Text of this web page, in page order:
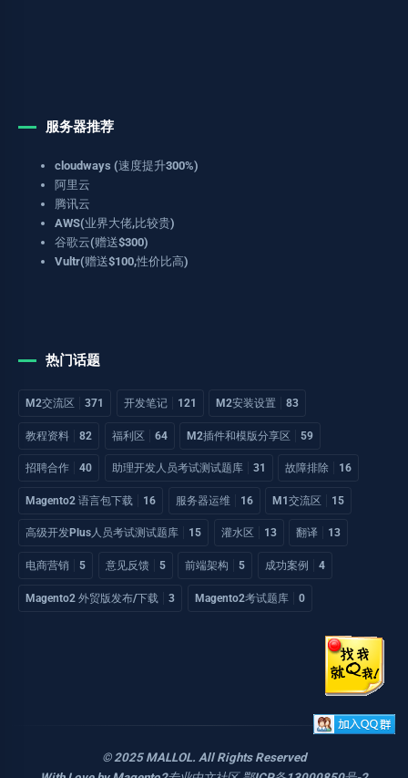
服务器推荐
cloudways (速度提升300%)
阿里云
腾讯云
AWS(业界大佬,比较贵)
谷歌云(赠送$300)
Vultr(赠送$100,性价比高)
热门话题
M2交流区 371 开发笔记 121 M2安装设置 83
教程资料 82 福利区 64 M2插件和模版分享区 59
招聘合作 40 助理开发人员考试测试题库 31 故障排除 16
Magento2 语言包下载 16 服务器运维 16 M1交流区 15
高级开发Plus人员考试测试题库 15 灌水区 13 翻译 13
电商营销 5 意见反馈 5 前端架构 5 成功案例 4
Magento2 外贸版发布/下载 3 Magento2考试题库 0
© 2025 MALLOL. All Rights Reserved